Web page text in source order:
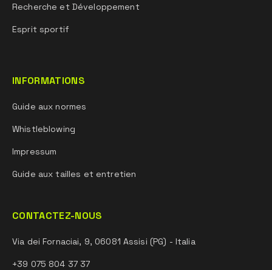
Recherche et Développement
Esprit sportif
INFORMATIONS
Guide aux normes
Whistleblowing
Impressum
Guide aux tailles et entretien
CONTACTEZ-NOUS
Via dei Fornaciai, 9, 06081 Assisi (PG) - Italia
+39 075 804 37 37